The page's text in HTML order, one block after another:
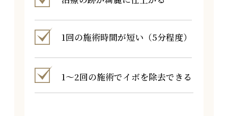
1回の施術時間が短い（5分程度）
1～2回の施術でイボを除去できる